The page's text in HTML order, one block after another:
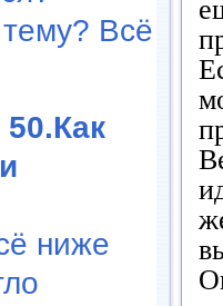
Всё
ниже